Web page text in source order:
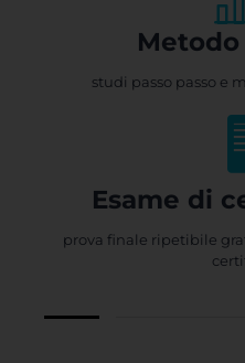
studi passo passo e
Esame di
prova finale ripetibile